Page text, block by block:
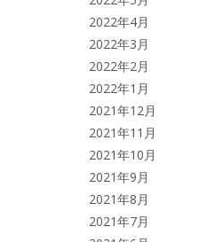
2022年4月
2022年3月
2022年2月
2022年1月
2021年12月
2021年11月
2021年10月
2021年9月
2021年8月
2021年7月